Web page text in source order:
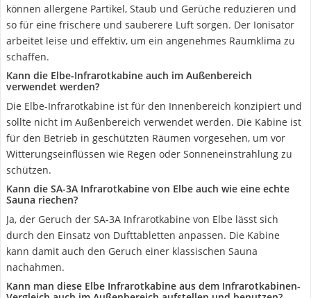
können allergene Partikel, Staub und Gerüche reduzieren und
so für eine frischere und sauberere Luft sorgen. Der Ionisator
arbeitet leise und effektiv, um ein angenehmes Raumklima zu
schaffen.
Kann die Elbe-Infrarotkabine auch im Außenbereich
verwendet werden?
Die Elbe-Infrarotkabine ist für den Innenbereich konzipiert und
sollte nicht im Außenbereich verwendet werden. Die Kabine ist
für den Betrieb in geschützten Räumen vorgesehen, um vor
Witterungseinflüssen wie Regen oder Sonneneinstrahlung zu
schützen.
Kann die SA-3A Infrarotkabine von Elbe auch wie eine echte
Sauna riechen?
Ja, der Geruch der SA-3A Infrarotkabine von Elbe lässt sich
durch den Einsatz von Dufttabletten anpassen. Die Kabine
kann damit auch den Geruch einer klassischen Sauna
nachahmen.
Kann man diese Elbe Infrarotkabine aus dem Infrarotkabinen-